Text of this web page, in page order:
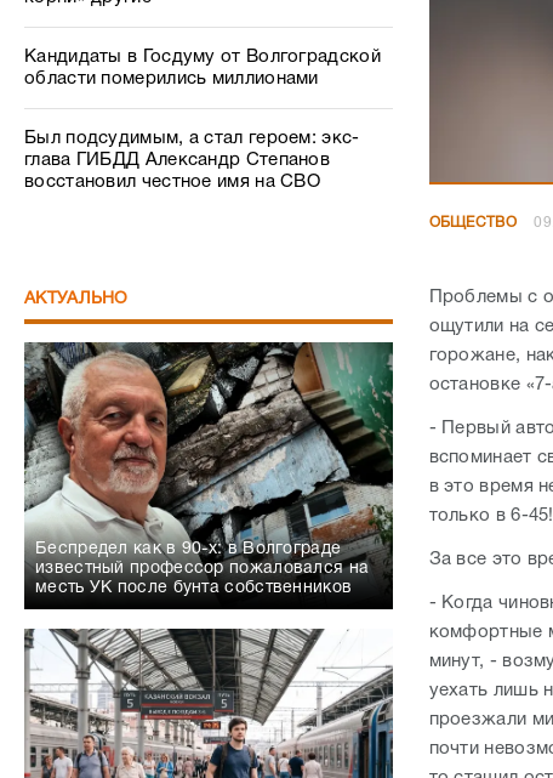
Кандидаты в Госдуму от Волгоградской
области померились миллионами
Был подсудимым, а стал героем: экс-
глава ГИБДД Александр Степанов
восстановил честное имя на СВО
АКТУАЛЬНО
Беспредел как в 90-х: в Волгограде
известный профессор пожаловался на
месть УК после бунта собственников
ОБЩЕСТВО
Проблемы с
ощутили на
горожане,
остановке
- Первый
вспоминает
в это время
только в 6-45!
За все это
- Когда
комфортные
минут, -
уехать лишь
проезжали
почти